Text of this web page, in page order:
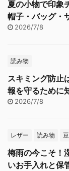
夏の小物で印象
帽子・バッグ・
2026/7/8
読み物
スキミング防止
報を守るために
2026/7/8
レザー 読み物
梅雨の今こそ！
いお手入れと保